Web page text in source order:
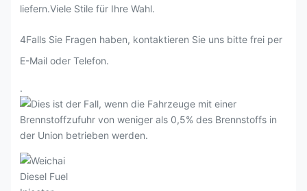
liefern.Viele Stile für Ihre Wahl.
4Falls Sie Fragen haben, kontaktieren Sie uns bitte frei per
E-Mail oder Telefon.
.